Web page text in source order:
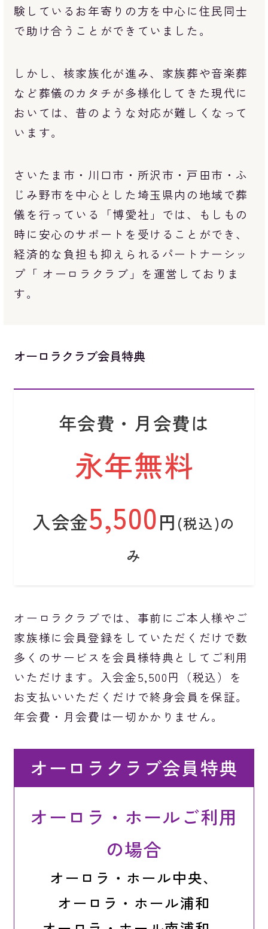
験しているお年寄りの方を中心に住民同士
で助け合うことができていました。
しかし、核家族化が進み、家族葬や音楽葬
など葬儀のカタチが多様化してきた現代に
おいては、昔のような対応が難しくなって
います。
さいたま市・川口市・所沢市・戸田市・ふ
じみ野市を中心とした埼玉県内の地域で葬
儀を行っている「博愛社」では、もしもの
時に安心のサポートを受けることができ、
経済的な負担も抑えられるパートナーシッ
プ「 オーロラクラブ」を運営しておりま
す。
オーロラクラブ会員特典
年会費・月会費は
永年無料
入会金5,500円 (税込)の
み
オーロラクラブでは、事前にご本人様やご
家族様に会員登録をしていただくだけで数
多くのサービスを会員様特典としてご利用
いただけます。入会金5,500円（税込）を
お支払いいただくだけで終身会員を保証。
年会費・月会費は一切かかりません。
オーロラクラブ会員特典
オーロラ・ホールご利用
の場合
オーロラ・ホール中央、
オーロラ・ホール浦和